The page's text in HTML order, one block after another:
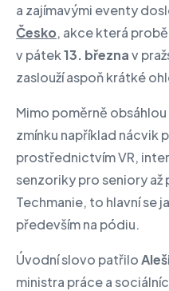
a zajímavými eventy
Česko, akce která
v pátek13. březnav
zaslouží aspoň krátké
Mimo poměrně
zmínku například nácvik
prostřednictvím VR,
senzoriky pro seniory až
Techmanie, to hlavní se
především na pódiu.
Úvodní slovo patřilo
ministra práce a